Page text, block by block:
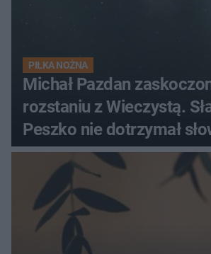
PIŁKA NOŻNA
Michał Pazdan
rozstaniu z Wieczystą.
Peszko nie dotrzymał